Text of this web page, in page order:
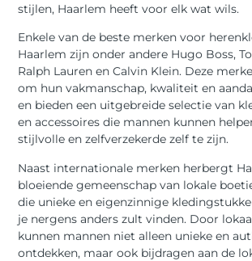
stijlen, Haarlem heeft voor elk wat wils.
Enkele van de beste merken voor
Haarlem zijn onder andere Hugo Boss,
Ralph Lauren en Calvin Klein. Deze
om hun vakmanschap, kwaliteit en
en bieden een uitgebreide selectie van
en accessoires die mannen kunnen
stijlvolle en zelfverzekerde zelf te zijn.
Naast internationale merken herbergt
bloeiende gemeenschap van lokale
die unieke en eigenzinnige
je nergens anders zult vinden. Door
kunnen mannen niet alleen unieke en
ontdekken, maar ook bijdragen aan de